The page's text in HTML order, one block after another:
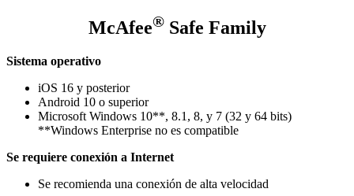
McAfee®Safe Family
Sistema operativo
iOS 16 y posterior
Android 10 o superior
Microsoft Windows 10**, 8.1, 8, y 7 (32 y 64 bits)
**Windows Enterprise no es compatible
Se requiere conexión a Internet
Se recomienda una conexión de alta velocidad